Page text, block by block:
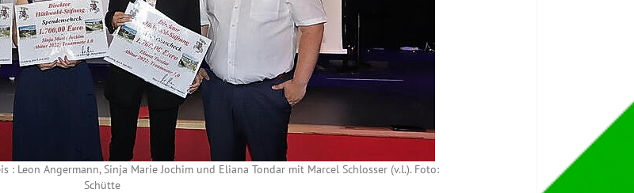
: Leon Angermann, Sinja Marie Jochim und Eliana Tondar mit Marcel Schlosser (v.l.). Foto:
Schütte